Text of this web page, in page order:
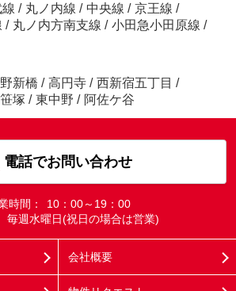
/ 丸ノ内線 / 中央線 / 京王線 /
/ 丸ノ内方南支線 / 小田急小田原線 /
新橋 / 高円寺 / 西新宿五丁目 /
笹塚 / 東中野 / 阿佐ケ谷
電話でお問い合わせ
時間：
10：00～19：00
毎週水曜日(祝日の場合は営業)
会社概要